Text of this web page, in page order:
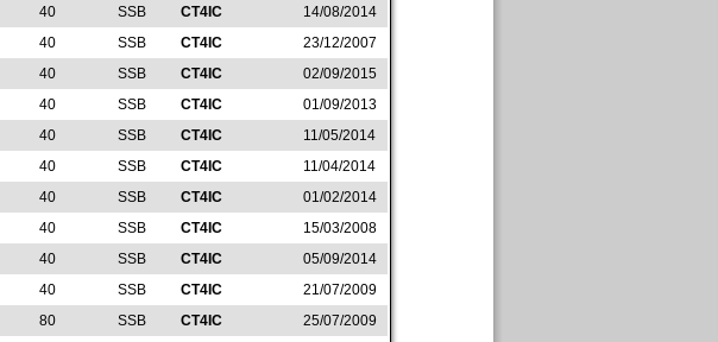
40 SSB CT4IC
14/08/2014
40 SSB CT4IC
23/12/2007
40 SSB CT4IC
02/09/2015
40 SSB CT4IC
01/09/2013
40 SSB CT4IC
11/05/2014
40 SSB CT4IC
11/04/2014
40 SSB CT4IC
01/02/2014
40 SSB CT4IC
15/03/2008
40 SSB CT4IC
05/09/2014
40 SSB CT4IC
21/07/2009
80 SSB CT4IC
25/07/2009